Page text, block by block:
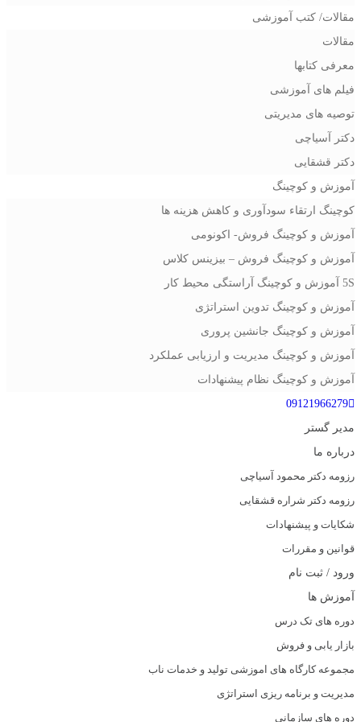
مقالات/ کتب آموزشی
مقالات
معرفی کتابها
فیلم های آموزشی
توصیه های مدیریتی
دکتر آسیاچی
دکتر قشقایی
آموزش و کوچینگ
کوچینگ ارتقاء سودآوری و کاهش هزینه ها
آموزش و کوچینگ فروش- اکونومی
آموزش و کوچینگ فروش – بیزینس کلاس
5S آموزش و کوچینگ آراستگی محیط کار
آموزش و کوچینگ تدوین استراتژی
آموزش و کوچینگ جانشین پروری
آموزش و کوچینگ مدیریت و ارزیابی عملکرد
آموزش و کوچینگ نظام پیشنهادات
09121966279
مدیر گستر
درباره ما
رزومه دکتر محمود آسیاچی
رزومه دکتر شراره قشقایی
شکایات و پیشنهادات
قوانین و مقررات
ورود / ثبت نام
آموزش ها
دوره های تک درس
بازار یابی و فروش
مجموعه کارگاه های اموزشی تولید و خدمات ناب
مدیریت و برنامه ریزی استراتژی
دوره های سازمانی